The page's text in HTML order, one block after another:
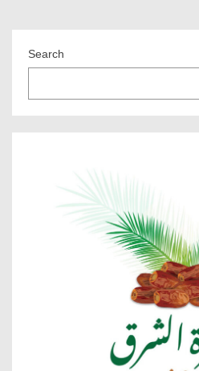
Search